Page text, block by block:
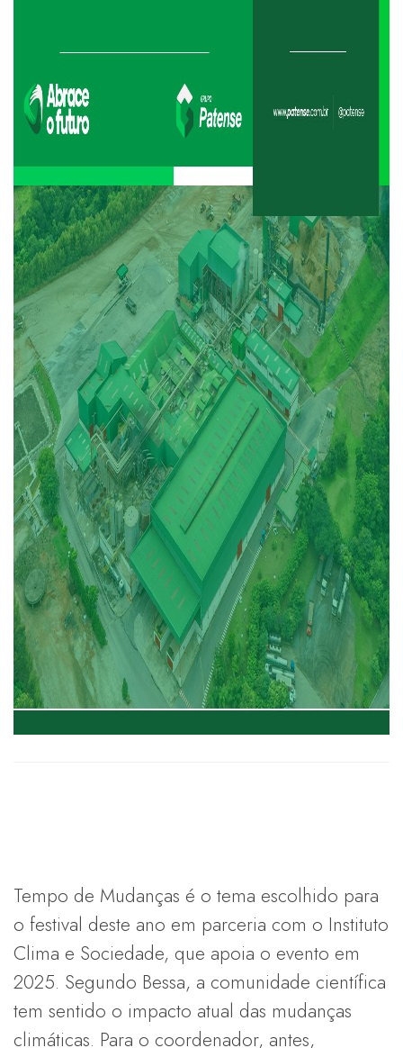
Tempo de Mudanças é o tema escolhido para
o festival deste ano em parceria com o Instituto
Clima e Sociedade, que apoia o evento em
2025. Segundo Bessa, a comunidade científica
tem sentido o impacto atual das mudanças
climáticas. Para o coordenador, antes,